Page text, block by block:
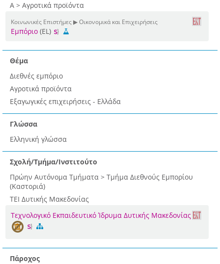
Α > Αγροτικά προϊόντα
Κοινωνικές Επιστήμες ▶ Οικονομικά και Επιχειρήσεις
Εμπόριο (EL)
Θέμα
Διεθνές εμπόριο
Αγροτικά προϊόντα
Εξαγωγικές επιχειρήσεις - Ελλάδα
Γλώσσα
Ελληνική γλώσσα
Σχολή/Τμήμα/Ινστιτούτο
Πρώην Αυτόνομα Τμήματα > Τμήμα Διεθνούς Εμπορίου
(Καστοριά)
ΤΕΙ Δυτικής Μακεδονίας
Τεχνολογικό Εκπαιδευτικό Ίδρυμα Δυτικής Μακεδονίας
Πάροχος